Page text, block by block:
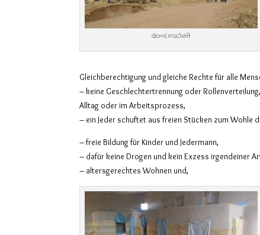
Gemeinschaft
Gleichberechtigung und gleiche Rechte für alle
– keine Geschlechtertrennung oder
Alltag oder im Arbeitsprozess,
– ein Jeder schuftet aus freien Stücken zum Wohle
– freie Bildung für Kinder und Jedermann,
– dafür keine Drogen und kein Exzess irgendeiner
– altersgerechtes Wohnen und,